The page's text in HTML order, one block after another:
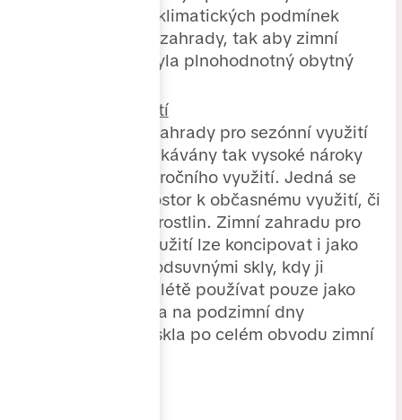
stabilních klimatických podmínek
v prostoru zahrady, tak aby zimní
zahrada byla plnohodnotný obytný
Sezónní využití
Od zimní zahrady pro sezónní využití
nejsou očekávány tak vysoké nároky
jako u celoročního využití. Jedná se
spíše o prostor k občasnému využití, či
pěstování rostlin. Zimní zahradu pro
sezónní využití lze koncipovat i jako
pergolu s odsuvnými skly, kdy ji
můžeme v létě používat pouze jako
přístřešek a na podzimní dny
zatáhnou skla po celém obvodu zimní